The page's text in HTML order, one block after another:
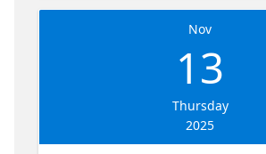
Nov
13
Thursday
2025